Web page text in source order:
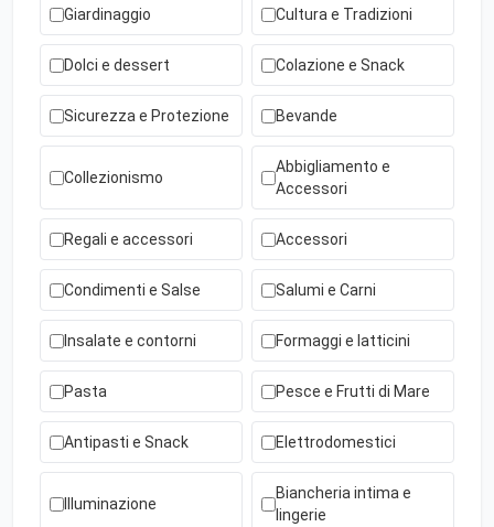
Giardinaggio Cultura e Tradizioni
Dolci e dessert Colazione e Snack
Sicurezza e Protezione Bevande
Collezionismo
Abbigliamento e
Accessori
Regali e accessori Accessori
Condimenti e Salse Salumi e Carni
Insalate e contorni Formaggi e latticini
Pasta Pesce e Frutti di Mare
Antipasti e Snack Elettrodomestici
Illuminazione
Biancheria intima e
lingerie